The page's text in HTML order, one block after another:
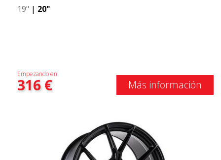
19" | 20"
Empezando en:
316€ Más información